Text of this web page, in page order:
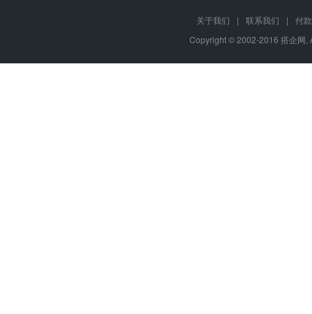
关于我们 | 联系我们 |
付
Copyright © 2002-2016 搭企网